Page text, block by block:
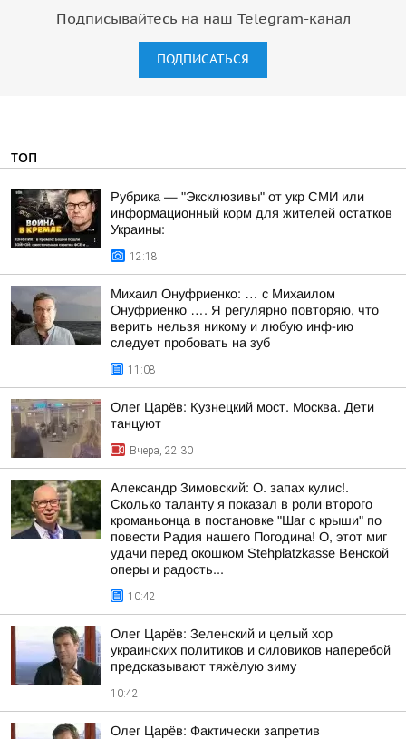
Подписывайтесь на наш Telegram-канал
ПОДПИСАТЬСЯ
ТОП
Рубрика — "Эксклюзивы" от укр СМИ или
информационный корм для жителей остатков
Украины:
12:18
Михаил Онуфриенко: … с Михаилом
Онуфриенко …. Я регулярно повторяю, что
верить нельзя никому и любую инф-ию
следует пробовать на зуб
11:08
Олег Царёв: Кузнецкий мост. Москва. Дети
танцуют
Вчера, 22:30
Александр Зимовский: О. запах кулис!.
Сколько таланту я показал в роли второго
кроманьонца в постановке "Шаг с крыши" по
повести Радия нашего Погодина! О, этот миг
удачи перед окошком Stehplatzkasse Венской
оперы и радость...
10:42
Олег Царёв: Зеленский и целый хор
украинских политиков и силовиков наперебой
предсказывают тяжёлую зиму
10:42
Олег Царёв: Фактически запретив